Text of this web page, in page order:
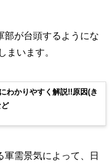
部が台頭するようにな
まいます。
わかりやすく解説!!原因(き
ど
軍需景気によって、日